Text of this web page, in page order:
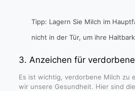
Tipp: Lagern Sie Milch im
nicht in der Tür, um ihre
3. Anzeichen für
Es ist wichtig, verdorbene Milch zu
wir unsere Gesundheit. Hier sind